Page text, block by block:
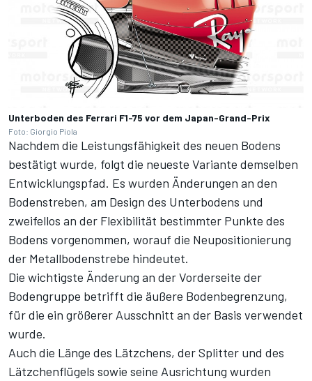
Unterboden des Ferrari F1-75 vor dem Japan-Grand-Prix
Foto: Giorgio Piola
Nachdem die Leistungsfähigkeit des neuen Bodens
bestätigt wurde, folgt die neueste Variante demselben
Entwicklungspfad. Es wurden Änderungen an den
Bodenstreben, am Design des Unterbodens und
zweifellos an der Flexibilität bestimmter Punkte des
Bodens vorgenommen, worauf die Neupositionierung
der Metallbodenstrebe hindeutet.
Die wichtigste Änderung an der Vorderseite der
Bodengruppe betrifft die äußere Bodenbegrenzung,
für die ein größerer Ausschnitt an der Basis verwendet
wurde.
Auch die Länge des Lätzchens, der Splitter und des
Lätzchenflügels sowie seine Ausrichtung wurden